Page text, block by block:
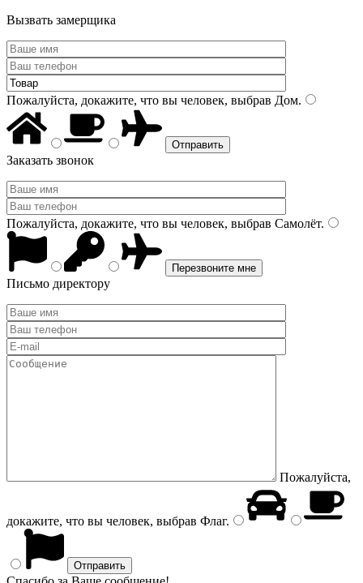
Вызвать замерщика
Пожалуйста, докажите, что вы человек, выбрав Дом.
Заказать звонок
Пожалуйста, докажите, что вы человек, выбрав Самолёт.
Письмо директору
Пожалуйста,
докажите, что вы человек, выбрав Флаг.